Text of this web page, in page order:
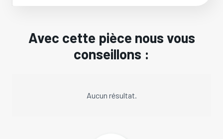
Avec cette pièce nous vous
conseillons :
Aucun résultat.